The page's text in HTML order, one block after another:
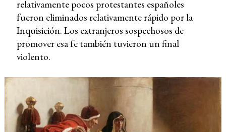
relativamente pocos protestantes españoles
fueron eliminados relativamente rápido por la
Inquisición. Los extranjeros sospechosos de
promover esa fe también tuvieron un final
violento.